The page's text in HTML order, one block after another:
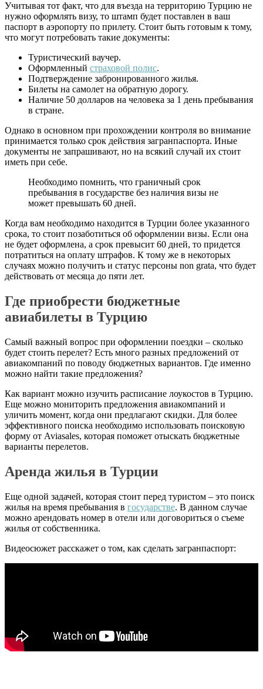
Учитывая тот факт, что для въезда на территорию Турцию не
нужно оформлять визу, то штамп будет поставлен в ваш
паспорт в аэропорту по прилету. Стоит быть готовым к тому,
что могут потребовать такие документы:
Туристический ваучер.
Оформленный страховой полис.
Подтверждение забронированного жилья.
Билеты на самолет на обратную дорогу.
Наличие 50 долларов на человека за 1 день пребывания
в стране.
Однако в основном при прохождении контроля во внимание
принимается только срок действия загранпаспорта. Иные
документы не запрашивают, но на всякий случай их стоит
иметь при себе.
Необходимо помнить, что граничный срок
пребывания в государстве без наличия визы не
может превышать 60 дней.
Когда вам необходимо находится в Турции более указанного
срока, то стоит позаботиться об оформлении визы. Если она
не будет оформлена, а срок превысит 60 дней, то придется
потратиться на оплату штрафов. К тому же в некоторых
случаях можно получить и статус персоны non grata, что будет
действовать от месяца до пяти лет.
Где приобрести бюджетные
авиабилеты в Турцию
Самый важный вопрос при оформлении поездки – сколько
будет стоить перелет? Есть много разных предложений от
авиакомпаний по поводу бюджетных вариантов. Где именно
можно найти такие предложения?
Как вариант можно изучить расписание лоукостов в Турцию.
Еще можно мониторить предложения авиакомпаний и
уличить момент, когда они предлагают скидки. Для более
эффективного поиска необходимо использовать поисковую
форму от Aviasales, которая поможет отыскать бюджетные
варианты перелетов.
Аренда жилья в Турции
Еще одной задачей, которая стоит перед туристом – это поиск
жилья на время пребывания в государстве. В данном случае
можно арендовать номер в отели или договориться о съеме
жилья от собственника.
Видеосюжет расскажет о том, как сделать загранпаспорт: